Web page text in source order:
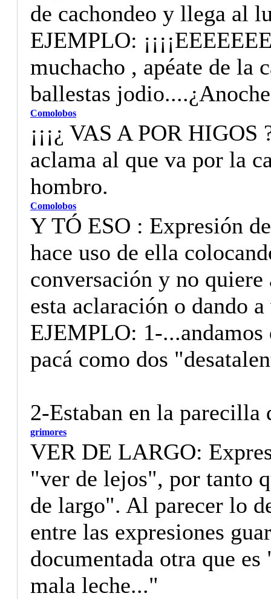
de cachondeo y llega al
EJEMPLO:
muchacho , apéate de la
ballestas
Comolobos
¡¡¡¿ VAS A POR
aclama al que va por la
hombro.
Comolobos
Y TÓ ESO : Expresión
hace uso de ella
conversación y no
esta aclaración o dando
EJEMPLO: 1-...andamos
pacá como dos
2-Estaban en la
grimores
VER DE LARGO:
"ver de lejos", por tanto
de largo". Al parecer lo
entre las expresiones
documentada otra que
mala leche..."